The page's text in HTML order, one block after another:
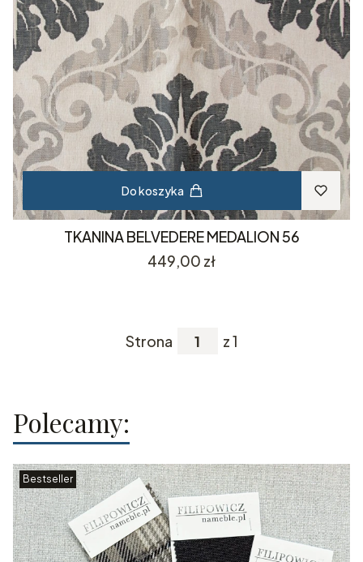
Do koszyka
TKANINA BELVEDERE MEDALION 56
Cena
449,00 zł
Strona z 1
Polecamy:
Bestseller